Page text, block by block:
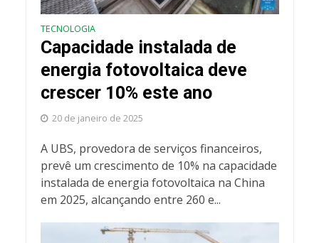
TECNOLOGIA
Capacidade instalada de
energia fotovoltaica deve
crescer 10% este ano
20 de janeiro de 2025
A UBS, provedora de serviços financeiros,
prevê um crescimento de 10% na capacidade
instalada de energia fotovoltaica na China
em 2025, alcançando entre 260 e...